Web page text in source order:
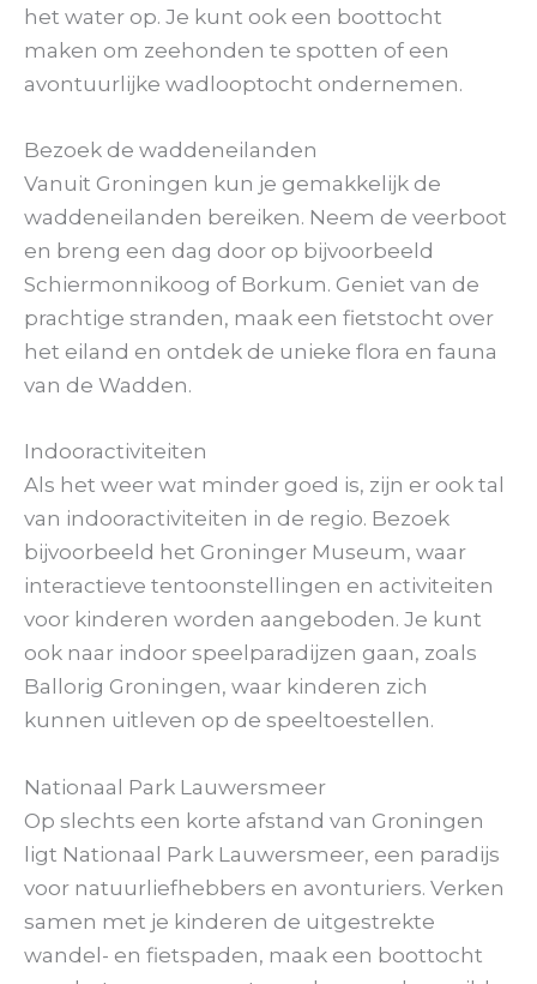
het water op. Je kunt ook een boottocht
maken om zeehonden te spotten of een
avontuurlijke wadlooptocht ondernemen.
Bezoek de waddeneilanden
Vanuit Groningen kun je gemakkelijk de
waddeneilanden bereiken. Neem de veerboot
en breng een dag door op bijvoorbeeld
Schiermonnikoog of Borkum. Geniet van de
prachtige stranden, maak een fietstocht over
het eiland en ontdek de unieke flora en fauna
van de Wadden.
Indooractiviteiten
Als het weer wat minder goed is, zijn er ook tal
van indooractiviteiten in de regio. Bezoek
bijvoorbeeld het Groninger Museum, waar
interactieve tentoonstellingen en activiteiten
voor kinderen worden aangeboden. Je kunt
ook naar indoor speelparadijzen gaan, zoals
Ballorig Groningen, waar kinderen zich
kunnen uitleven op de speeltoestellen.
Nationaal Park Lauwersmeer
Op slechts een korte afstand van Groningen
ligt Nationaal Park Lauwersmeer, een paradijs
voor natuurliefhebbers en avonturiers. Verken
samen met je kinderen de uitgestrekte
wandel- en fietspaden, maak een boottocht